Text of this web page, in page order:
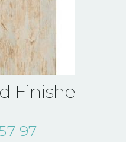
Finishes
97